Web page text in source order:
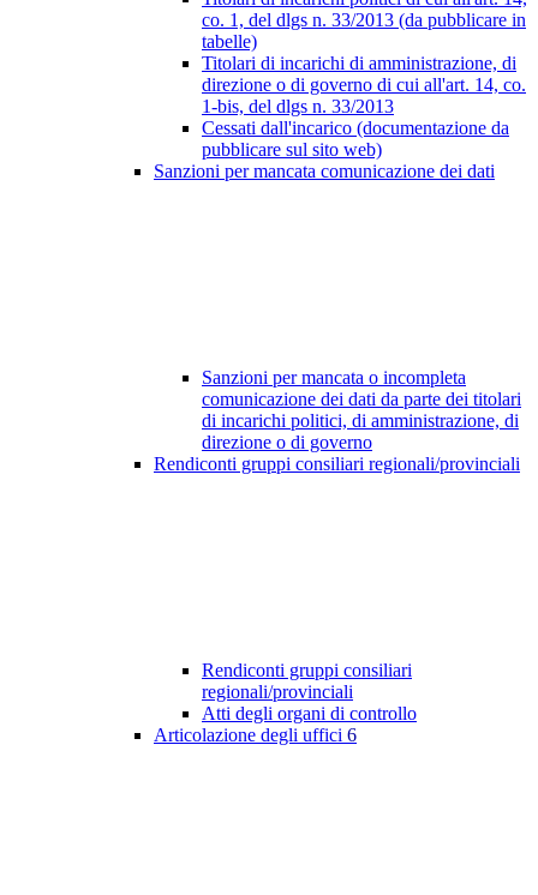
co. 1, del dlgs n. 33/2013 (da pubblicare in
tabelle)
Titolari di incarichi di amministrazione, di
direzione o di governo di cui all'art. 14, co.
1-bis, del dlgs n. 33/2013
Cessati dall'incarico (documentazione da
pubblicare sul sito web)
Sanzioni per mancata comunicazione dei dati
Sanzioni per mancata o incompleta
comunicazione dei dati da parte dei titolari
di incarichi politici, di amministrazione, di
direzione o di governo
Rendiconti gruppi consiliari regionali/provinciali
Rendiconti gruppi consiliari
regionali/provinciali
Atti degli organi di controllo
Articolazione degli uffici 6